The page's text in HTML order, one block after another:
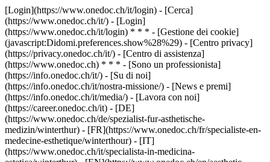
[Login](https://www.onedoc.ch/it/login) - [Cerca]
(https://www.onedoc.ch/it/) - [Login]
(https://www.onedoc.ch/it/login) * * * - [Gestione dei cookie]
(javascript:Didomi.preferences.show%28%29) - [Centro privacy]
(https://privacy.onedoc.ch/it/) - [Centro di assistenza]
(https://www.onedoc.ch) * * * - [Sono un professionista]
(https://info.onedoc.ch/it/) - [Su di noi]
(https://info.onedoc.ch/it/nostra-missione/) - [News e premi]
(https://info.onedoc.ch/it/media/) - [Lavora con noi]
(https://career.onedoc.ch/it) - [DE]
(https://www.onedoc.ch/de/spezialist-fur-asthetische-
medizin/winterthur) - [FR](https://www.onedoc.ch/fr/specialiste-en-
medecine-esthetique/winterthour) - [IT]
(https://www.onedoc.ch/it/specialista-in-medicina-